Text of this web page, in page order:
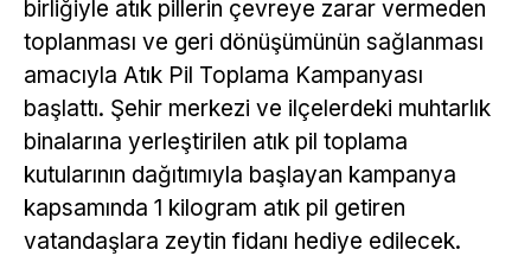
birliğiyle atık pillerin çevreye zarar vermeden
toplanması ve geri dönüşümünün sağlanması
amacıyla Atık Pil Toplama Kampanyası
başlattı. Şehir merkezi ve ilçelerdeki muhtarlık
binalarına yerleştirilen atık pil toplama
kutularının dağıtımıyla başlayan kampanya
kapsamında 1 kilogram atık pil getiren
vatandaşlara zeytin fidanı hediye edilecek.